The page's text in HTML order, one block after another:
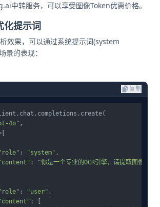
中转服务，可以享受图像Token优惠价格。
化提示词
效果，可以通过系统提示词(system
景的表现：
复制
4o" ,
: "system" ,
:
"你是一个专业的OCR引擎，请提取图像中
: "user" ,
: [